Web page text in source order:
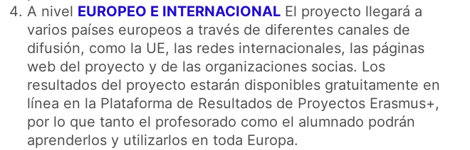
A nivel EUROPEO E INTERNACIONAL El proyecto llegará a
varios países europeos a través de diferentes canales de
difusión, como la UE, las redes internacionales, las páginas
web del proyecto y de las organizaciones socias. Los
resultados del proyecto estarán disponibles gratuitamente en
línea en la Plataforma de Resultados de Proyectos Erasmus+,
por lo que tanto el profesorado como el alumnado podrán
aprenderlos y utilizarlos en toda Europa.